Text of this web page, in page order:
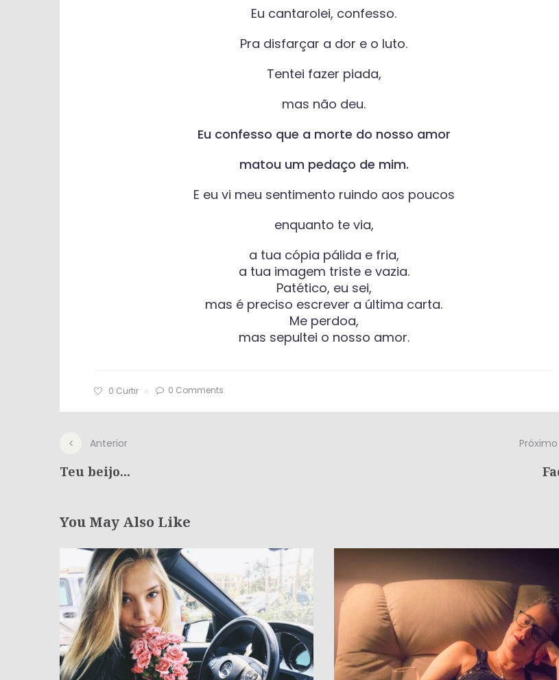
Eu cantarolei, confesso.
Pra disfarçar a dor e o luto.
Tentei fazer piada,
mas não deu.
Eu confesso que a morte do nosso amor
matou um pedaço de mim.
E eu vi meu sentimento ruindo aos poucos
enquanto te via,
a tua cópia pálida e fria,
a tua imagem triste e vazia.
Patético, eu sei,
mas é preciso escrever a última carta.
Me perdoa,
mas sepultei o nosso amor.
0 Curtir 0 Comments
Anterior
Teu beijo...
Próximo
You May Also Like